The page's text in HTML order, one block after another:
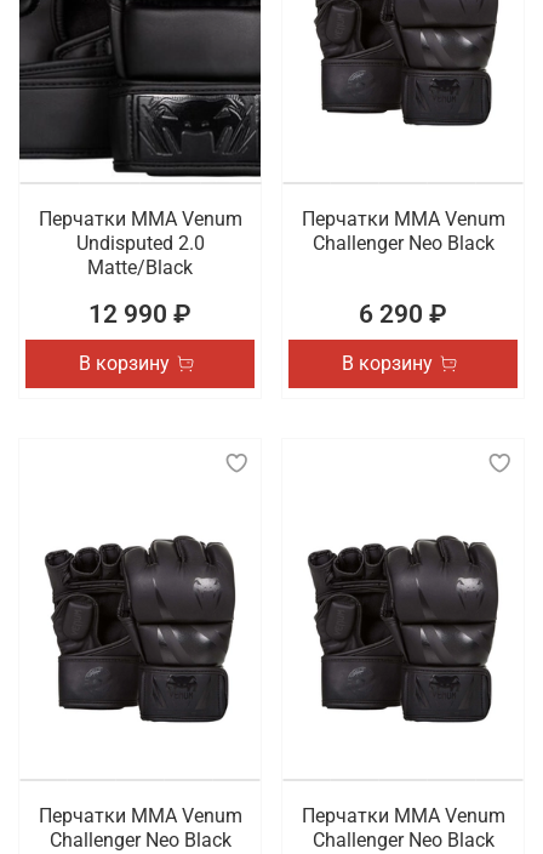
Перчатки ММА Venum
Undisputed 2.0
Matte/Black
12 990 ₽
В корзину
Перчатки ММА Venum
Challenger Neo Black
6 290 ₽
В корзину
Перчатки ММА Venum
Challenger Neo Black
Перчатки ММА Venum
Challenger Neo Black